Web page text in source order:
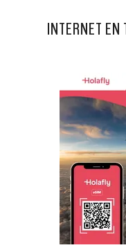
INTERNET EN